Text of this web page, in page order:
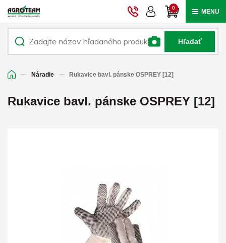
0 MENU
Hľadať
Náradie Rukavice bavl. pánske OSPREY [12]
Rukavice bavl. pánske OSPREY [12]